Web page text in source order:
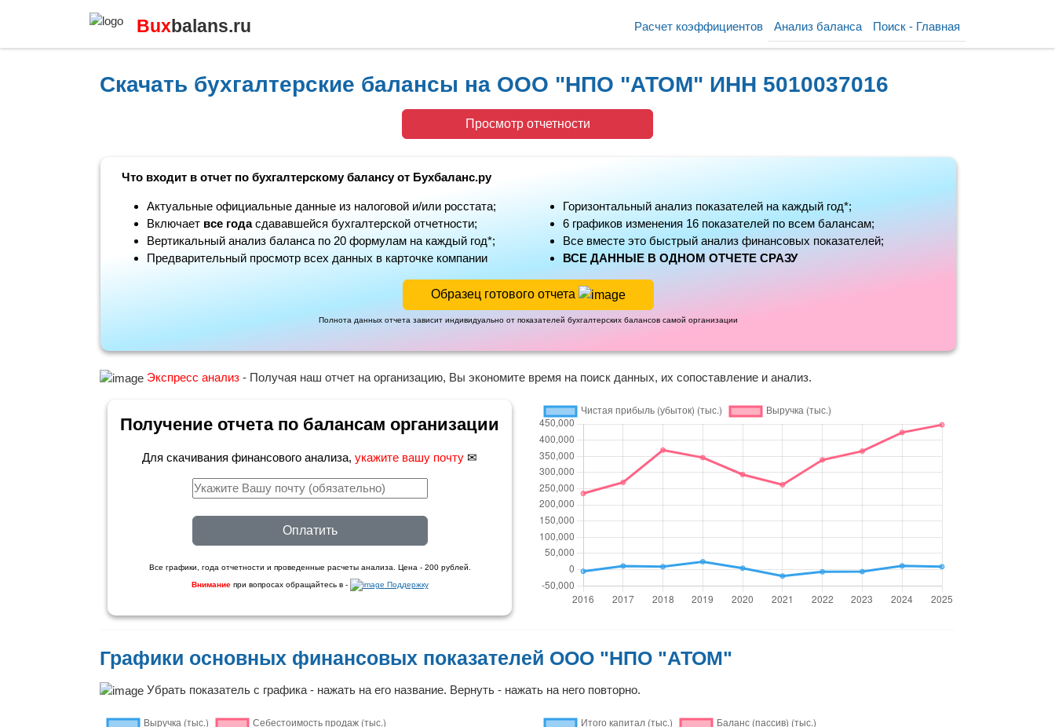
Buxbalans.ru Поиск - Главная
Анализ баланса
Расчет коэффициентов
Скачать бухгалтерские балансы на ООО "НПО "АТОМ" ИНН 5010037016
Просмотр отчетности
Что входит в отчет по бухгалтерскому балансу от Бухбаланс.ру
Актуальные официальные данные из налоговой и/или росстата;
Включает все годасдававшейся бухгалтерской отчетности;
Вертикальный анализ баланса по 20 формулам на каждый год*;
Предварительный просмотр всех данных в карточке компании
Горизонтальный анализ показателей на каждый год*;
6 графиков изменения 16 показателей по всем балансам;
Все вместе это быстрый анализ финансовых показателей;
ВСЕ ДАННЫЕ В ОДНОМ ОТЧЕТЕ СРАЗУ
Образец готового отчета
Полнота данных отчета зависит индивидуально от показателей бухгалтерских балансов самой организации
Экспресс анализ - Получая наш отчет на организацию, Вы экономите время на поиск данных, их сопоставление и анализ.
Получение отчета по балансам организации
Для скачивания финансового анализа, укажите вашу почту ✉
Оплатить
Все графики, года отчетности и проведенные расчеты анализа. Цена - 200 рублей.
Внимание при вопросах обращайтесь в - Поддержку
Графики основных финансовых показателей ООО "НПО "АТОМ"
Убрать показатель с графика - нажать на его название. Вернуть - нажать на него повторно.